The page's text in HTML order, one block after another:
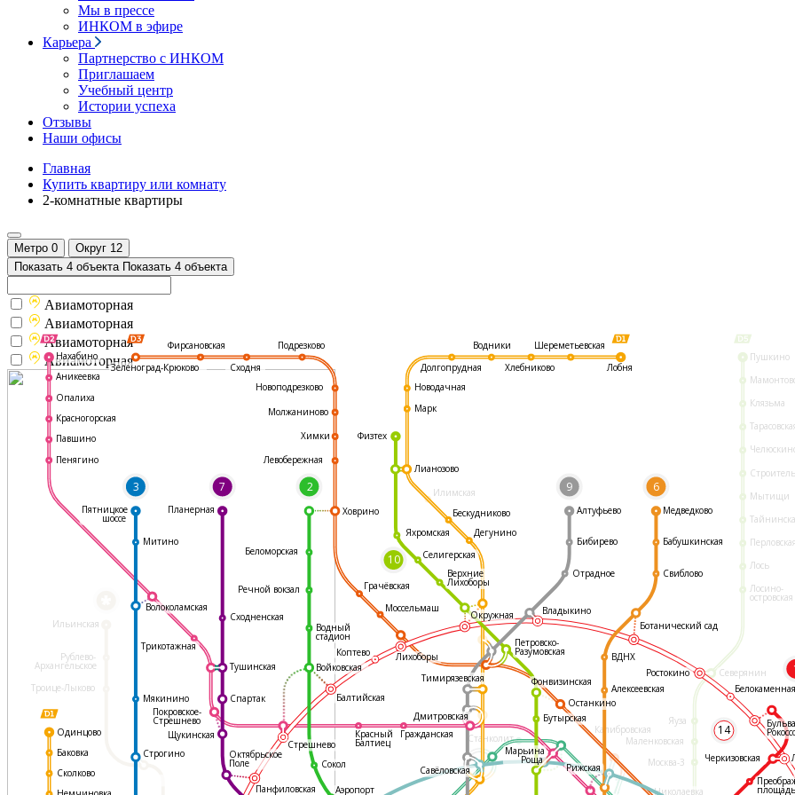
Мы в прессе
ИНКОМ в эфире
Карьера
Партнерство с ИНКОМ
Приглашаем
Учебный центр
Истории успеха
Отзывы
Наши офисы
Главная
Купить квартиру или комнату
2-комнатные квартиры
Метро 0 Округ 12
Показать 4 объекта Показать 4 объекта
Илимская
Пушкино
Клязьма
Мытищи
Лось
Лосино-
островская
Северянин
Яуза
Маленковская
Москва-3
Николаевка
Ильинская
Рублево-
Архангельское
Троице-Лыково
Калибровская
Станколит
3 7
14
2 9 6
10
Фирсановская
Сходня
Подрезково
Новоподрезково
Молжаниново
Химки
Левобережная
Ховрино
Грачёвская
Моссельмаш
Останкино
Медведково
Бабушкинская
Свиблово
ВДНХ
Алексеевская
Рижская
Аэропорт
Сокол
Красный
Балтиец
Гражданская
Дмитровская
Коптево Лихоборы
Балтийская
Войковская
Водный
стадион
Сходненская
Трикотажная
Волоколамская
Тушинская
Мякинино
Строгино
Митино
Нахабино
Аникеевка
Опалиха
Красногорская
Павшино
Пенягино
Одинцово
Баковка
Сколково
Пятницкое
шоссе
Планерная
Спартак
Стрешнево
Щукинская
Октябрьское
Поле
Панфиловская
Окружная
Дегунино
Бескудниково
Верхние
Лихоборы
Селигерская
Физтех
Яхромская
Марк
Лианозово
Новодачная
Речной вокзал
Беломорская
Долгопрудная
Водники
Хлебниково
Шереметьевская
Лобня
Тимирязевская
Марьина
Роща
Савёловская
Фонвизинская
Бутырская
Петровско-
Разумовская
Покровское-
Стрешнево
Бибирево
Отрадное
Владыкино
Ботанический сад
Алтуфьево
Ростокино
Черкизовская
площадь
Зеленоград-Крюково
Авиамоторная
Авиамоторная
Авиамоторная
Авиамоторная